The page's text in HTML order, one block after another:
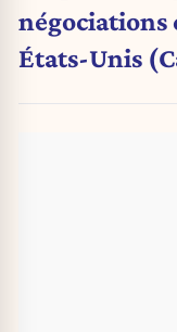
négociations
États-Unis